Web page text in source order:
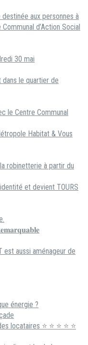
aux personnes à
d’Action Social
30 mai
le quartier de
le Centre Communal
Habitat & Vous
robinetterie à partir du
et devient TOURS
est aussi aménageur de
énergie ?
locataires ⭐ ⭐ ⭐ ⭐ ⭐